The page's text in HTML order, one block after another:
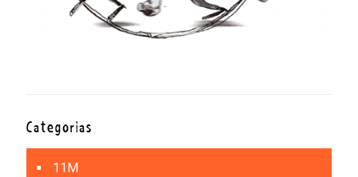
Categorías
11M